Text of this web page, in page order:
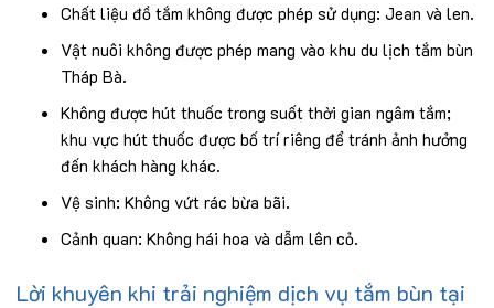
Chất liệu đồ tắm không được phép sử dụng: Jean và len.
Vật nuôi không được phép mang vào khu du lịch tắm bùn
Tháp Bà.
Không được hút thuốc trong suốt thời gian ngâm tắm;
khu vực hút thuốc được bố trí riêng để tránh ảnh hưởng
đến khách hàng khác.
Vệ sinh: Không vứt rác bừa bãi.
Cảnh quan: Không hái hoa và dẫm lên cỏ.
Lời khuyên khi trải nghiệm dịch vụ tắm bùn tại